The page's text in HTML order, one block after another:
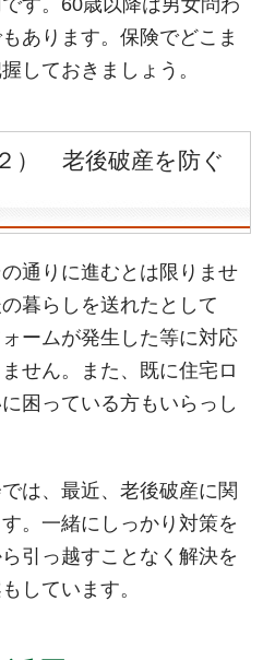
す。60歳以降は男女問わ
あります。保険でどこま
しておきましょう。
） 老後破産を防ぐ
通りに進むとは限りませ
暮らしを送れたとして
ームが発生した等に対応
せん。また、既に住宅ロ
困っている方もいらっし
は、最近、老後破産に関
。一緒にしっかり対策を
引っ越すことなく解決を
しています。